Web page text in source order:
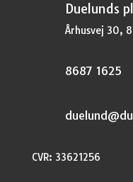
Duelunds
Århusvej 30,
8687 1625
CVR: 33621256